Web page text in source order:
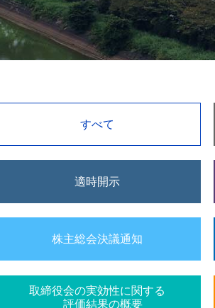
すべて
適時開示
株主総会決議通知
取締役会の実効性に関する
評価結果の概要